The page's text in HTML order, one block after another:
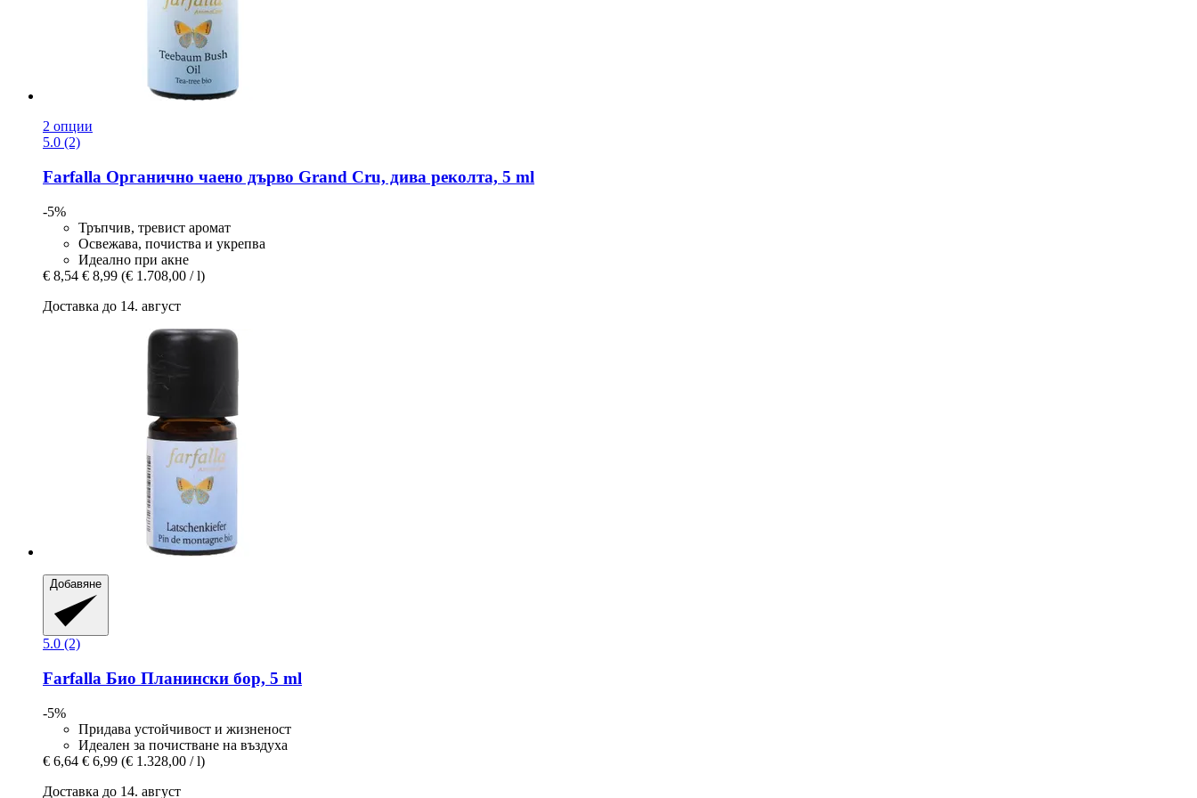
2 опции
5.0 (2)
Farfalla Органично чаено дърво Grand Cru, дива реколта, 5 ml
-5%
Тръпчив, тревист аромат
Освежава, почиства и укрепва
Идеално при акне
€ 8,54 € 8,99 (€ 1.708,00 / l)
Доставка до 14. август
Добавяне
5.0 (2)
Farfalla Био Планински бор, 5 ml
-5%
Придава устойчивост и жизненост
Идеален за почистване на въздуха
€ 6,64 € 6,99 (€ 1.328,00 / l)
Доставка до 14. август